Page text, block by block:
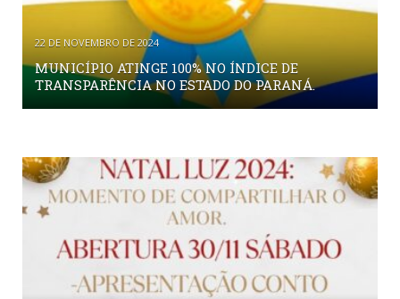
22 DE NOVEMBRO DE 2024
MUNICÍPIO ATINGE 100% NO ÍNDICE DE
TRANSPARÊNCIA NO ESTADO DO PARANÁ.